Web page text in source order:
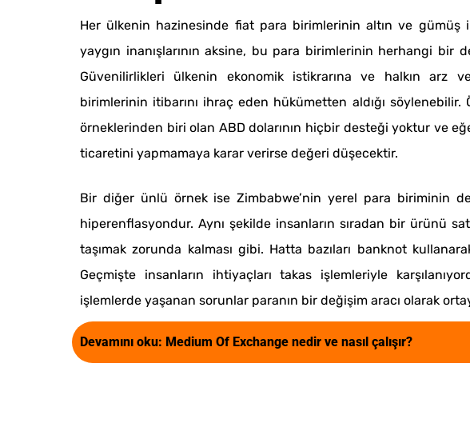
Her ülkenin hazinesinde fiat para birimlerinin altın ve gümüş
yaygın inanışlarının aksine, bu para birimlerinin herhangi bir
Güvenilirlikleri ülkenin ekonomik istikrarına ve halkın arz
birimlerinin itibarını ihraç eden hükümetten aldığı
örneklerinden biri olan ABD dolarının hiçbir desteği yoktur ve
ticaretini yapmamaya karar verirse değeri düşecektir.
Bir diğer ünlü örnek ise Zimbabwe’nin yerel para biriminin
hiperenflasyondur. Aynı şekilde insanların sıradan bir ürünü
taşımak zorunda kalması gibi. Hatta bazıları banknot
Geçmişte insanların ihtiyaçları takas işlemleriyle
işlemlerde yaşanan sorunlar paranın bir değişim aracı olarak
Devamını oku: Medium Of Exchange nedir ve nasıl çalışır?